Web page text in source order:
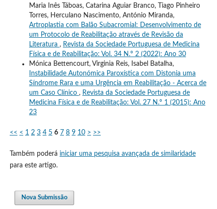
Maria Inês Táboas, Catarina Aguiar Branco, Tiago Pinheiro
Torres, Herculano Nascimento, António Miranda,
Artroplastia com Balão Subacromial: Desenvolvimento de
um Protocolo de Reabilitação através de Revisão da
Literatura , Revista da Sociedade Portuguesa de Medicina
Física e de Reabilitação: Vol. 34 N.º 2 (2022): Ano 30
Mónica Bettencourt, Virginia Reis, Isabel Batalha,
Instabilidade Autonómica Paroxística com Distonia uma
Síndrome Rara e uma Urgência em Reabilitação - Acerca de
um Caso Clínico , Revista da Sociedade Portuguesa de
Medicina Física e de Reabilitação: Vol. 27 N.º 1 (2015): Ano
23
<< < 1 2 3 4 5 6 7 8 9 10 > >>
Também poderá iniciar uma pesquisa avançada de similaridade
para este artigo.
Nova Submissão